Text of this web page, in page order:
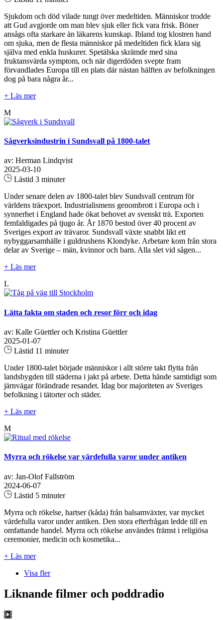
Sjukdom och död vilade tungt över medeltiden. Människor trodde
att Gud avgjorde om man blev sjuk eller fick vara frisk. Böner
ansågs ofta starkare än läkarens kunskap. Ibland tog klostren hand
om sjuka, men de flesta människor på medeltiden fick klara sig
själva med enkla huskurer. Spetälska skrämde med sina
fruktansvärda symptom, och när digerdöden svepte fram
förvandlades Europa till en plats där nästan hälften av befolkningen
dog på bara några år...
+ Läs mer
M
Sågverksindustrin i Sundsvall på 1800-talet
av: Herman Lindqvist
2025-03-10
Lästid 3 minuter
Under senare delen av 1800-talet blev Sundsvall centrum för
världens träexport. Industrialismens genombrott i Europa och i
synnerhet i England hade ökat behovet av svenskt trä. Exporten
femfaldigades på tjugo år. År 1870 bestod över 40 procent av
Sveriges export av trävaror. Sundsvall växte snabbt likt ett
nybyggarsamhälle i guldrushens Klondyke. Arbetare kom från stora
delar av Sverige – män, kvinnor och barn. Alla slet vid sågen...
+ Läs mer
L
Lätta fakta om staden och resor förr och idag
av: Kalle Güettler och Kristina Güettler
2025-01-07
Lästid 11 minuter
Under 1800-talet började människor i allt större takt flytta från
landsbygden till städerna i jakt på arbete. Detta hände samtidigt som
järnvägar förändrade resandet. Idag bor majoriteten av Sveriges
befolkning i tätorter och städer.
+ Läs mer
M
Myrra och rökelse var värdefulla varor under antiken
av: Jan-Olof Fallström
2024-06-07
Lästid 5 minuter
Myrra och rökelse, hartser (kåda) från balsamväxter, var mycket
värdefulla varor under antiken. Den stora efterfrågan ledde till en
omfattande handel. Myrra och rökelse användes främst i religiösa
ceremonier, medicin och kosmetika...
+ Läs mer
Visa fler
Liknande filmer och poddradio